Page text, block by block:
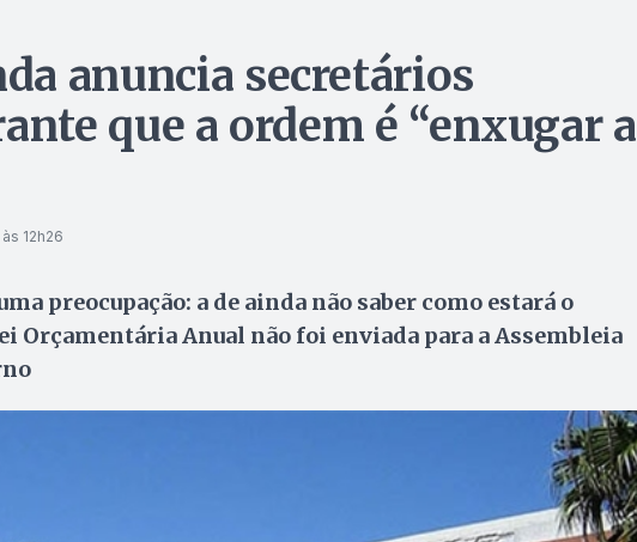
anuncia secretários
que a ordem é “enxugar a
12h26
preocupação: a de ainda não saber como estará o
Orçamentária Anual não foi enviada para a Assembleia